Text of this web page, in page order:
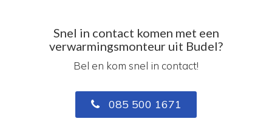
Snel in contact komen met een
verwarmingsmonteur uit Budel?
Bel en kom snel in contact!
085 500 1671